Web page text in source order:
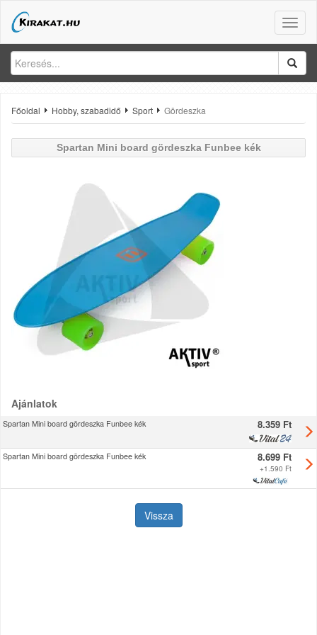
Toggle
Főoldal Hobby, szabadidő Sport Gördeszka
Spartan Mini board gördeszka Funbee kék
Ajánlatok
Spartan Mini board gördeszka Funbee kék 8.359 Ft
Spartan Mini board gördeszka Funbee kék 8.699 Ft
+1.590 Ft
Vissza